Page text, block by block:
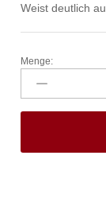
Weist deutlich
HACCP-
Grün,
Menge: